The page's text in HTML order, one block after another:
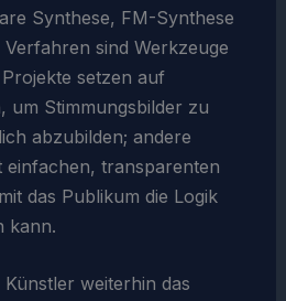
Synthese, FM-Synthese
sind Werkzeuge
setzen auf
um Stimmungsbilder zu
abzubilden; andere
einfachen, transparenten
das Publikum die Logik
kann.
weiterhin das